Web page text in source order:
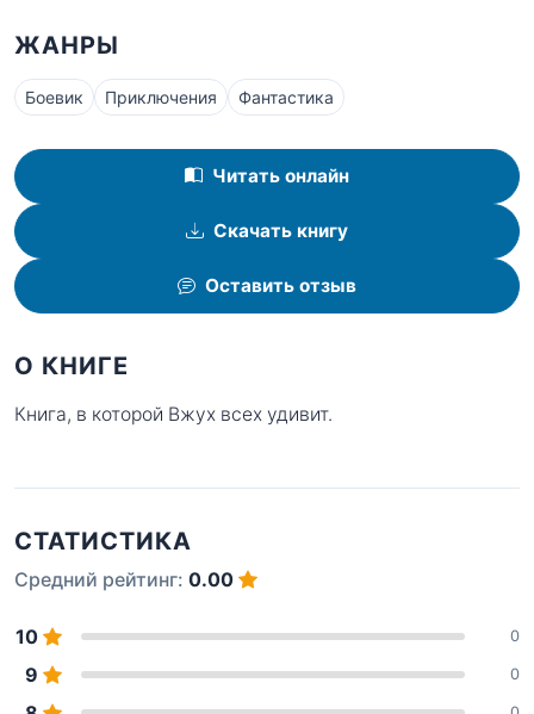
ЖАНРЫ
Боевик Приключения Фантастика
Читать онлайн
Скачать книгу
Оставить отзыв
О КНИГЕ
Книга, в которой Вжух всех удивит.
СТАТИСТИКА
Средний рейтинг: 0.00
10 0
9 0